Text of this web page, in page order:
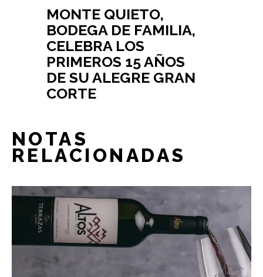
MONTE QUIETO,
BODEGA DE FAMILIA,
CELEBRA LOS
PRIMEROS 15 AÑOS
DE SU ALEGRE GRAN
CORTE
NOTAS
RELACIONADAS